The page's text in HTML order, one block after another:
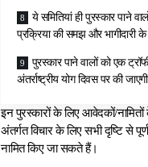
ये समितियां ही पुरस्‍कार पाने
प्रक्रिया की समझ और भागीदारी
पुरस्‍कार पाने वालों को एक
अंतर्राष्‍ट्रीय योग दिवस पर की
इन पुरस्‍कारों के लिए आवेदकों/नामितों
अंतर्गत विचार के लिए सभी दृष्टि से
नामित किए जा सकते हैं।